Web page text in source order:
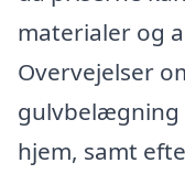
materialer og
Overvejelser
gulvbelægning
hjem, samt